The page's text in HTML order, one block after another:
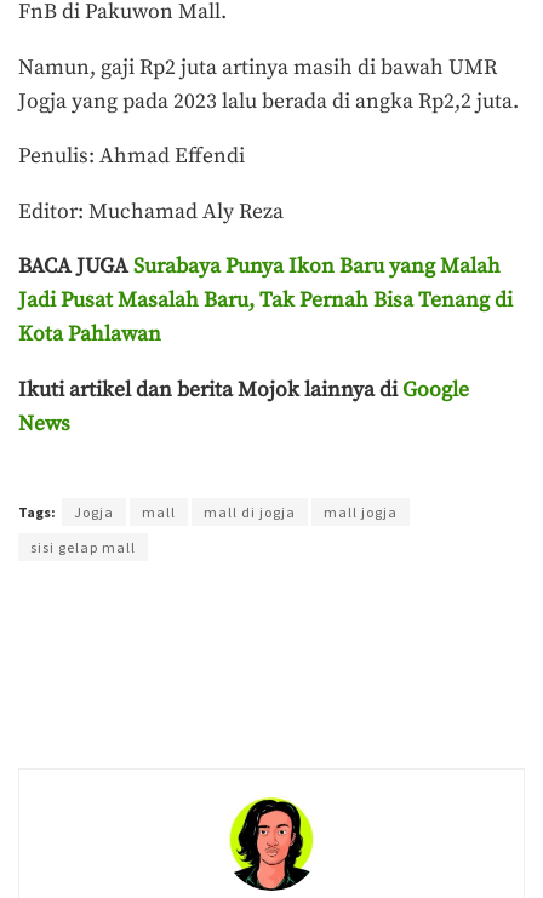
FnB di Pakuwon Mall.
Namun, gaji Rp2 juta artinya masih di bawah UMR
Jogja yang pada 2023 lalu berada di angka Rp2,2 juta.
Penulis: Ahmad Effendi
Editor: Muchamad Aly Reza
BACA JUGASurabaya Punya Ikon Baru yang Malah
Jadi Pusat Masalah Baru, Tak Pernah Bisa Tenang di
Kota Pahlawan
Ikuti artikel dan berita Mojok lainnya diGoogle
News
Tags: Jogja mall mall di jogja
mall jogja
sisi gelap mall